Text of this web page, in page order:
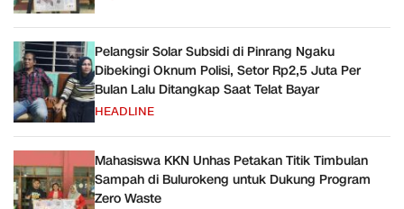
Pelangsir Solar Subsidi di Pinrang Ngaku
Dibekingi Oknum Polisi, Setor Rp2,5 Juta Per
Bulan Lalu Ditangkap Saat Telat Bayar
HEADLINE
Mahasiswa KKN Unhas Petakan Titik Timbulan
Sampah di Bulurokeng untuk Dukung Program
Zero Waste